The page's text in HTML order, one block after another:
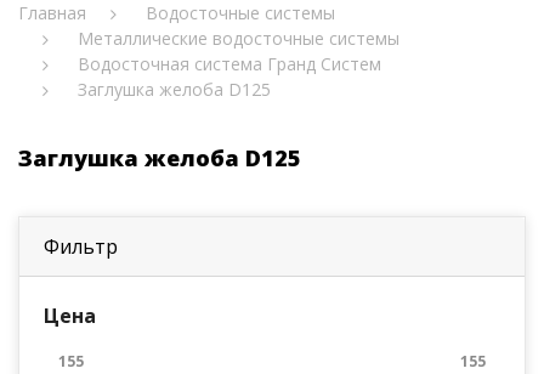
Главная
Водосточные системы
Металлические водосточные системы
Водосточная система Гранд Систем
Заглушка желоба D125
Заглушка желоба D125
Фильтр
Цена
155 155